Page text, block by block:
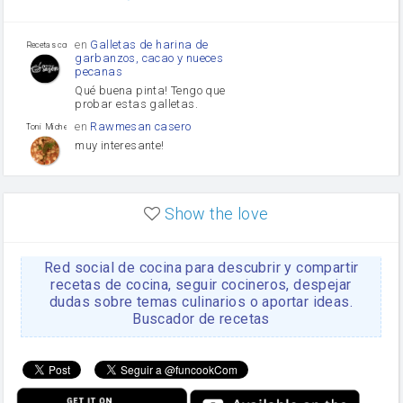
Recetas con sazon
en Galletas de harina de
garbanzos, cacao y nueces
pecanas
Qué buena pinta! Tengo que
probar estas galletas.
Toni Michel Caubet
en Rawmesan casero
muy interesante!
enLasaña casera fácil y
HOJALDROSA TV
enGachas de la abuela
Rosa
https://youtu.be/Mz69gcVO3sI
Rosa enReceta Del Bizcocho
Disculpa. En la foto aparece
el bizcocho de xoco y en el
apartado de los ingredientes
Show the love
Red social de cocina para descubrir y compartir
recetas de cocina, seguir cocineros, despejar
dudas sobre temas culinarios o aportar ideas.
Buscador de recetas